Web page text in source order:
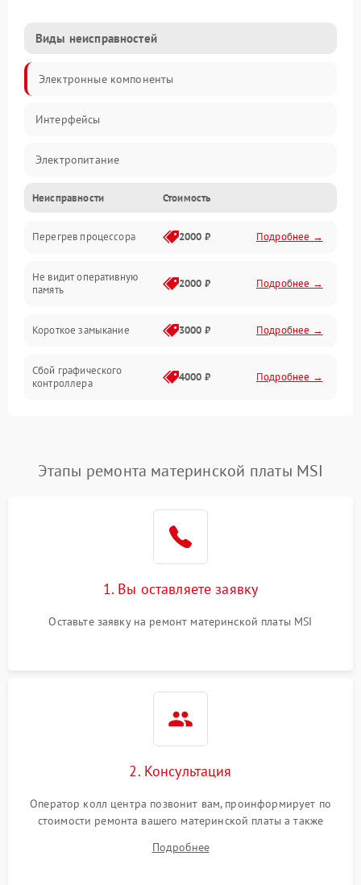
Виды неисправностей
Электронные компоненты
Интерфейсы
Электропитание
Корпус/Герметичность
Механика
ПО/Микропрограмма
Неисправности Стоимость
Перегрев процессора 2000 ₽ Подробнее →
Не видит оперативную
память
2000 ₽ Подробнее →
Короткое замыкание 3000 ₽ Подробнее →
Сбой графического
контроллера
4000 ₽ Подробнее →
Этапы ремонта материнской платы MSI
1. Вы оставляете заявку
Оставьте заявку на ремонт материнской платы MSI
2. Консультация
Оператор колл центра позвонит вам, проинформирует по
стоимости ремонта вашего материнской платы а также
Подробнее